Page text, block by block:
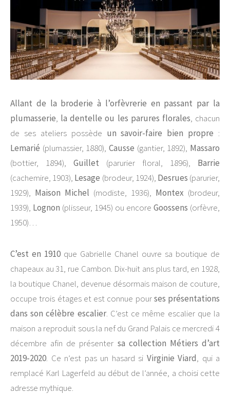
Allant de la broderie à l’orfèvrerie en passant par la
plumasserie, la dentelle ou les parures florales, chacun
de ses ateliers possède un savoir-faire bien propre :
Lemarié (plumassier, 1880), Causse (gantier, 1892), Massaro
(bottier, 1894), Guillet (parurier floral, 1896), Barrie
(cachemire, 1903), Lesage (brodeur, 1924), Desrues (parurier,
1929), Maison Michel (modiste, 1936), Montex (brodeur,
1939), Lognon (plisseur, 1945) ou encore Goossens (orfèvre,
1950)…
C’est en 1910 que Gabrielle Chanel ouvre sa boutique de
chapeaux au 31, rue Cambon. Dix-huit ans plus tard, en 1928,
la boutique Chanel, devenue désormais maison de couture,
occupe trois étages et est connue pourses présentations
dans son célèbre escalier. C’est ce même escalier que la
maison a reproduit sous la nef du Grand Palais ce mercredi 4
décembre afin de présenter sa collection Métiers d’art
2019-2020. Ce n’est pas un hasard si Virginie Viard, qui a
remplacé Karl Lagerfeld au début de l’année, a choisi cette
adresse mythique.